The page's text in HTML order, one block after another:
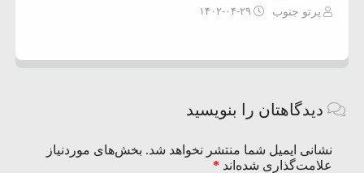
پرتو جنوب ۱۴۰۲-۰۴-۲۹
دیدگاهتان را بنویسید
نشانی ایمیل شما منتشر نخواهد شد. بخش‌های موردنیاز
علامت‌گذاری شده‌اند *